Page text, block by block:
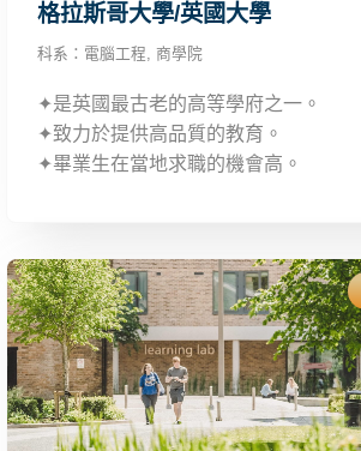
格拉斯哥大學/英國大學
科系： 電腦工程 商學院
✦是英國最古老的高等學府之一。
✦致力於提供高品質的教育。
✦畢業生在當地求職的機會高。